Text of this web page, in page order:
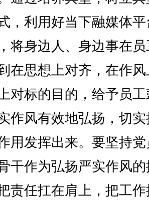
，利用好当下融媒体
将身边人、身边事在
在思想上对齐，在作
对标的目的，给予员
作风有效地弘扬，切
用发挥出来。要坚持
干作为弘扬严实作风
责任扛在肩上，把工